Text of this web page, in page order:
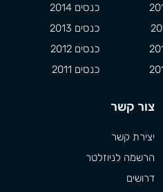
כנסים 2014
כנסים 2013
כנסים 2012
כנסים 2011
צור קשר
יצירת קשר
הרשמה לניוזלטר
דרושים